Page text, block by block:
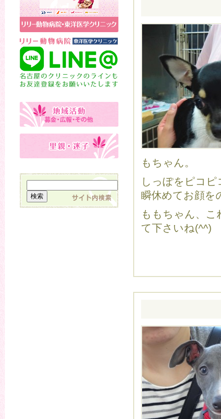
もちゃん。
しっぽをピコ
瞬休めてお顔を
ももちゃん、
て下さいね(^^)